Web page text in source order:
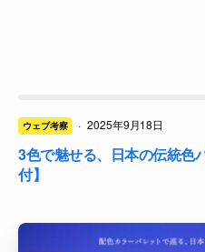
ウェブ考察 · 2025年9月18日
3色で魅せる、日本の伝統色
付】